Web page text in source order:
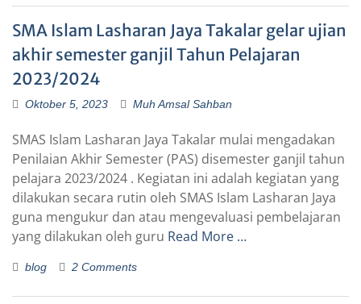
SMA Islam Lasharan Jaya Takalar gelar ujian
akhir semester ganjil Tahun Pelajaran
2023/2024
Oktober 5, 2023 Muh Amsal Sahban
SMAS Islam Lasharan Jaya Takalar mulai mengadakan
Penilaian Akhir Semester (PAS) disemester ganjil tahun
pelajara 2023/2024 . Kegiatan ini adalah kegiatan yang
dilakukan secara rutin oleh SMAS Islam Lasharan Jaya
guna mengukur dan atau mengevaluasi pembelajaran
yang dilakukan oleh guru Read More …
blog 2 Comments